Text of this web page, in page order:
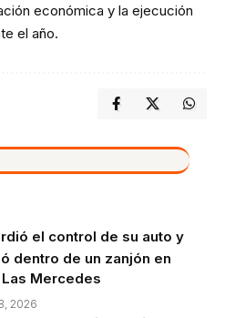
económica y la ejecución
el año.
el control de su auto y
dentro de un zanjón en
Mercedes
2026